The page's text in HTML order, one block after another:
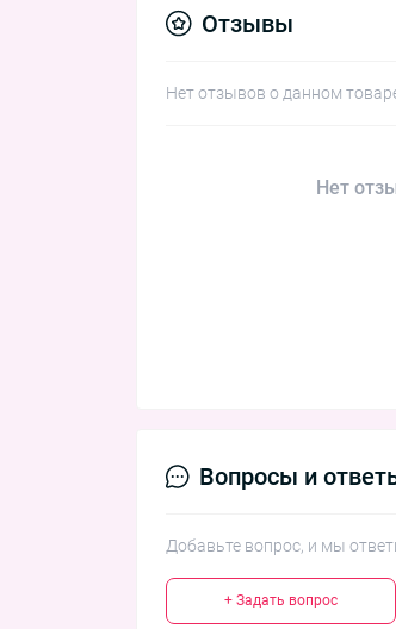
Отзывы
Нет отзывов о данном
Нет
Вопросы и
Добавьте вопрос, и мы
+ Задать вопрос